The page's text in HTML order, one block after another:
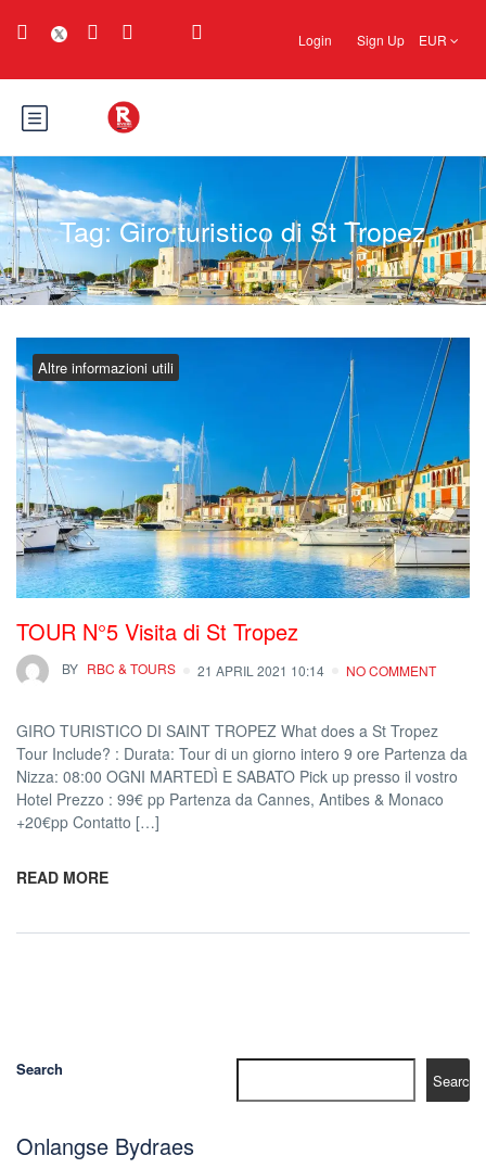
Login Sign Up EUR
Tag:Giro turistico di St Tropez
Altre informazioni utili
TOUR N°5 Visita di St Tropez
BY RBC & TOURS 21 APRIL 2021 10:14 NO COMMENT
GIRO TURISTICO DI SAINT TROPEZ What does a St Tropez
Tour Include? : Durata: Tour di un giorno intero 9 ore Partenza da
Nizza: 08:00 OGNI MARTEDÌ E SABATO Pick up presso il vostro
Hotel Prezzo : 99€ pp Partenza da Cannes, Antibes & Monaco
+20€pp Contatto […]
READ MORE
Search
Search
Onlangse Bydraes